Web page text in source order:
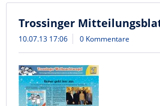
Trossinger
10.07.13 17:06 0 Kommentare